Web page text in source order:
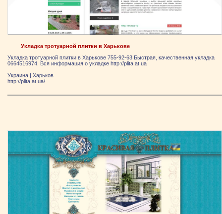
Укладка тротуарной плитки в Харькове
Укладка тротуарной плитки в Харькове 755-92-63 Быстрая, качественная укладка
0664516974. Вся информация о укладке http://plita.at.ua
Украина | Харьков
http://plita.at.ua/